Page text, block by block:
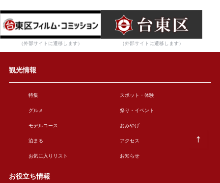
（外部サイトに遷移します） （外部サイトに遷移します）
観光情報
特集 スポット・体験
グルメ 祭り・イベント
モデルコース おみやげ
泊まる アクセス
お気に入りリスト お知らせ
お役立ち情報